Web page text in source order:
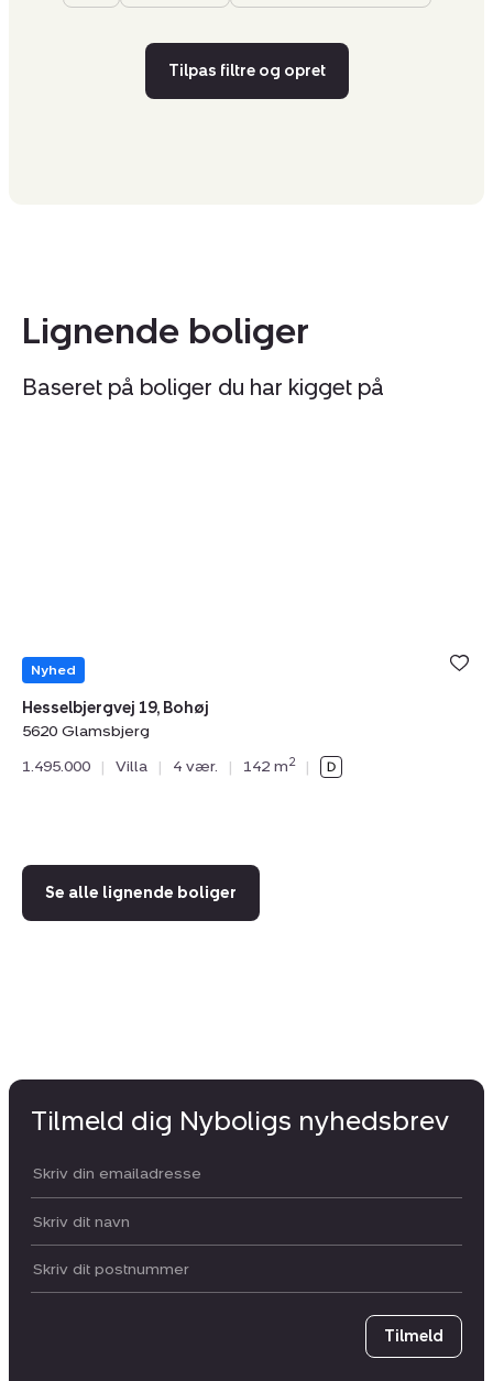
Tilpas filtre og opret
Lignende boliger
Baseret på boliger du har kigget på
Nyhed
Hesselbjergvej 19, Bohøj
5620 Glamsbjerg
1.495.000
| Villa | 4 vær. | 142 m2 |
Se alle lignende boliger
Tilmeld dig Nyboligs nyhedsbrev
Din email:
Dit navn:
Postnummer
Tilmeld